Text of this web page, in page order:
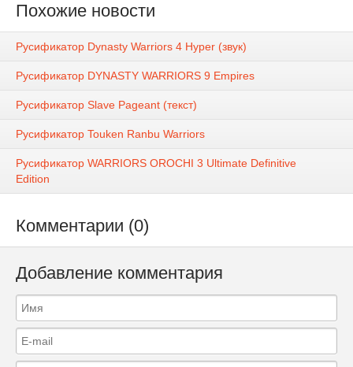
Похожие новости
Русификатор Dynasty Warriors 4 Hyper (звук)
Русификатор DYNASTY WARRIORS 9 Empires
Русификатор Slave Pageant (текст)
Русификатор Touken Ranbu Warriors
Русификатор WARRIORS OROCHI 3 Ultimate Definitive
Edition
Комментарии (0)
Добавление комментария